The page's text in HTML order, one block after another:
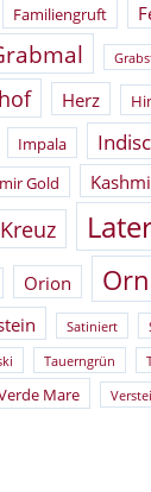
Familiengruft
Herz
Impala
Gold
Kreuz
Orion
Satiniert
Tauerngrün
Mare